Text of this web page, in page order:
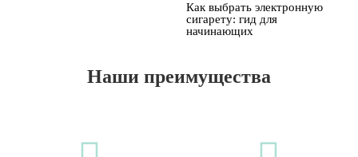
Как выбрать электронную
сигарету: гид для
начинающих
Наши преимущества